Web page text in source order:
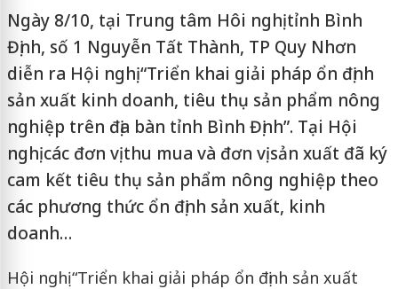
Ngày 8/10, tại Trung tâm Hôi nghị tỉnh Bình
Định, số 1 Nguyễn Tất Thành, TP Quy Nhơn
diễn ra Hội nghị “Triển khai giải pháp ổn định
sản xuất kinh doanh, tiêu thụ sản phẩm nông
nghiệp trên địa bàn tỉnh Bình Định”. Tại Hội
nghị các đơn vị thu mua và đơn vị sản xuất đã ký
cam kết tiêu thụ sản phẩm nông nghiệp theo
các phương thức ổn định sản xuất, kinh
doanh…
Hội nghị “Triển khai giải pháp ổn định sản xuất